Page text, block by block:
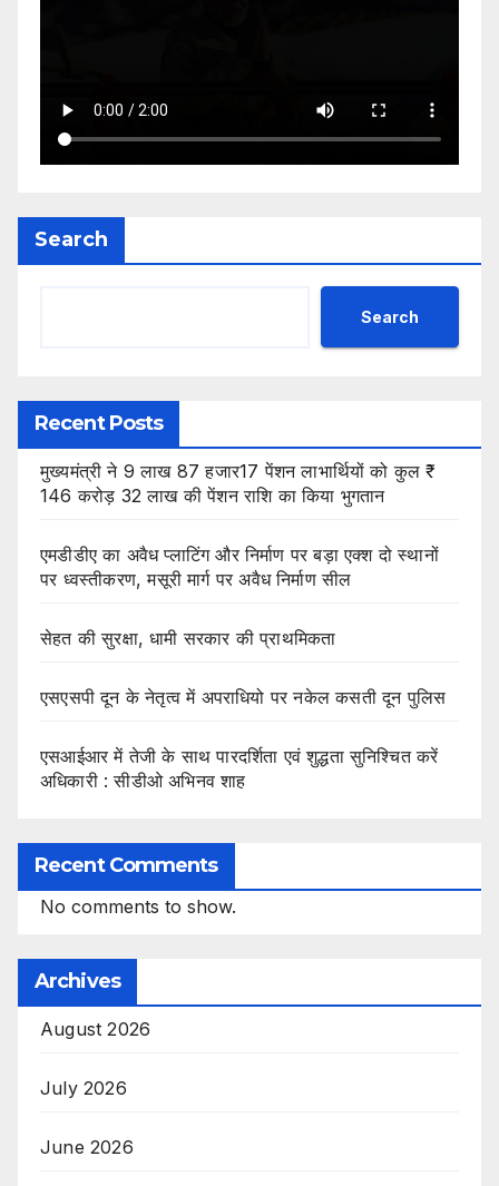
Search
Search
Recent Posts
मुख्यमंत्री ने 9 लाख 87 हजार17 पेंशन लाभार्थियों को कुल ₹
146 करोड़ 32 लाख की पेंशन राशि का किया भुगतान
एमडीडीए का अवैध प्लाटिंग और निर्माण पर बड़ा एक्श दो स्थानों
पर ध्वस्तीकरण, मसूरी मार्ग पर अवैध निर्माण सील
सेहत की सुरक्षा, धामी सरकार की प्राथमिकता
एसएसपी दून के नेतृत्व में अपराधियो पर नकेल कसती दून पुलिस
एसआईआर में तेजी के साथ पारदर्शिता एवं शुद्धता सुनिश्चित करें
अधिकारी : सीडीओ अभिनव शाह
Recent Comments
No comments to show.
Archives
August 2026
July 2026
June 2026